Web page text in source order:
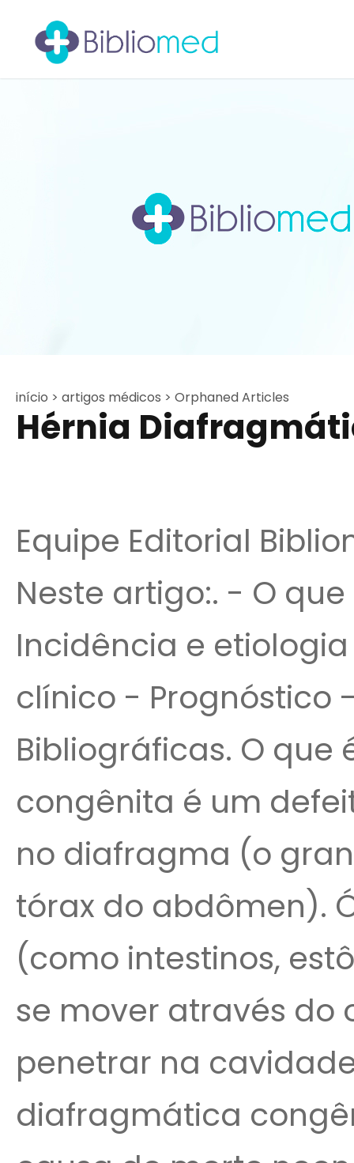
início > artigos médicos > Orphaned Articles
Hérnia
Equipe Editorial
Neste artigo:. - O
Incidência e
clínico - Prognóstico
Bibliográficas. O
congênita é um
no diafragma (o
tórax do abdômen).
(como intestinos,
se mover através do
penetrar na
diafragmática